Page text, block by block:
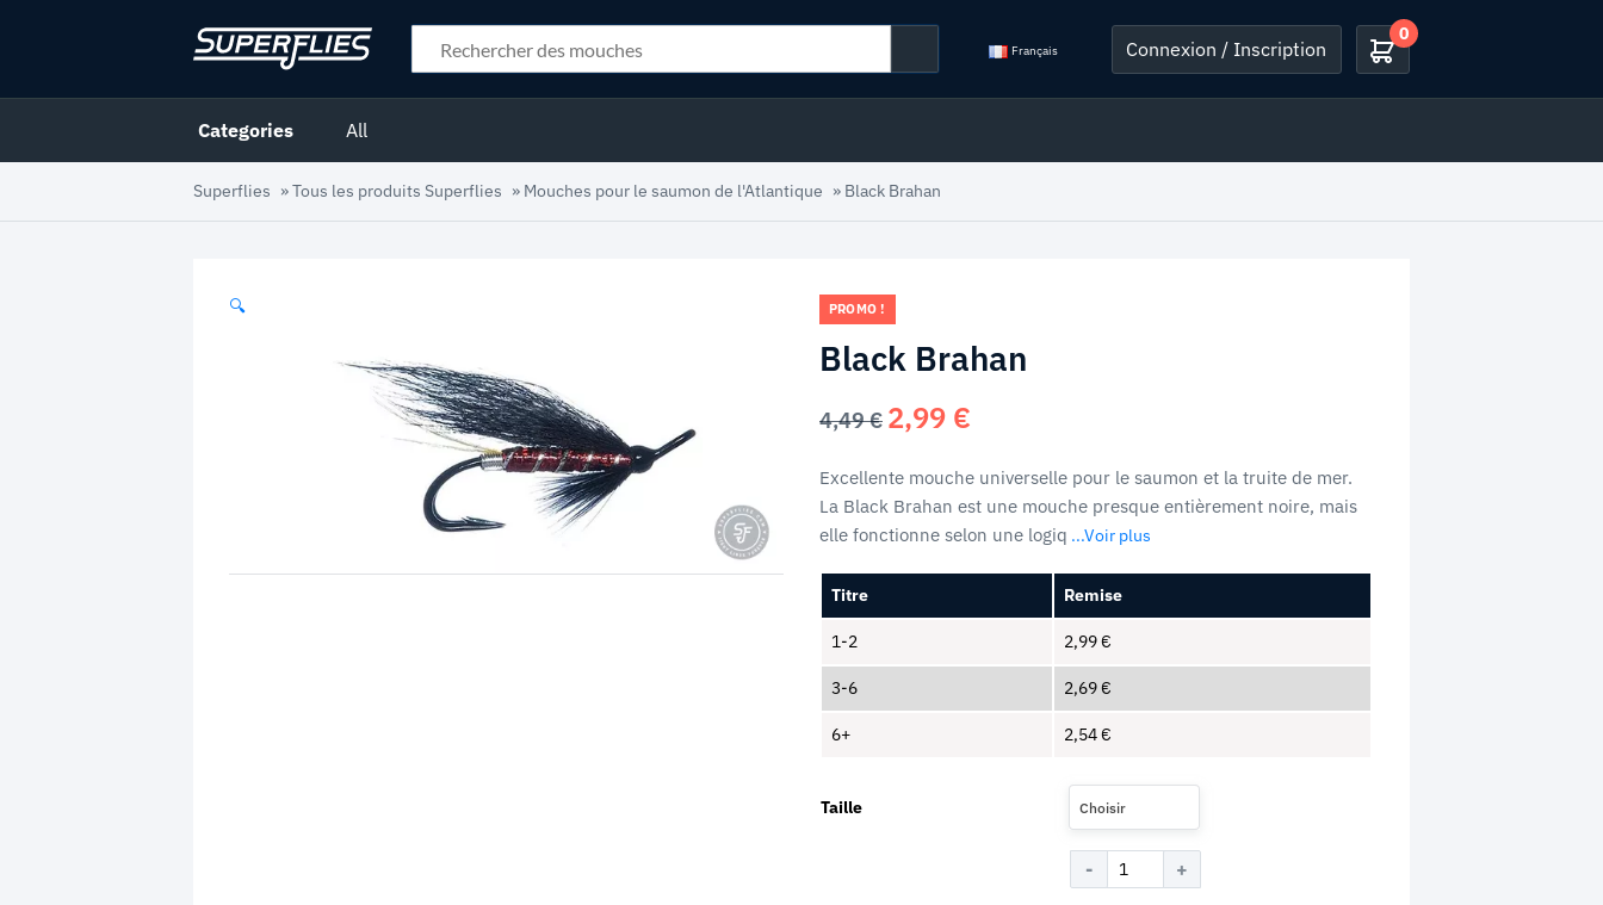
Français Connexion / Inscription
0
Categories All
Superflies »Tous les produits Superflies » Mouches pour le saumon de l'Atlantique » Black Brahan
🔍 PROMO !
Black Brahan
4,49€ Le
prix
initial
était :
4,49 €.
2,99 €
actuel
est :
2,99 €.
Excellente mouche universelle pour le saumon et la truite de mer.
La Black Brahan est une mouche presque entièrement noire, mais
elle fonctionne selon une logiq ...Voir plus
Titre Remise
1-2 2,99€
3-6 2,69€
6+ 2,54€
Taille Choisir